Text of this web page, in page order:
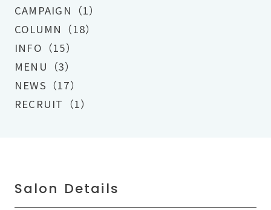
CAMPAIGN（1）
COLUMN（18）
INFO（15）
MENU（3）
NEWS（17）
RECRUIT（1）
Salon Details